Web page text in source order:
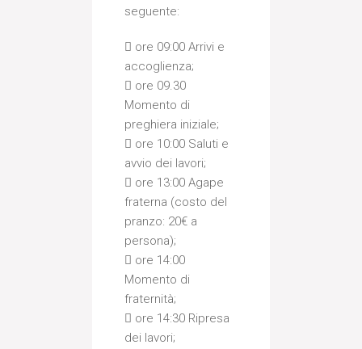
seguente:
 ore 09:00 Arrivi e
accoglienza;
 ore 09.30
Momento di
preghiera iniziale;
 ore 10:00 Saluti e
avvio dei lavori;
 ore 13:00 Agape
fraterna (costo del
pranzo: 20€ a
persona);
 ore 14:00
Momento di
fraternità;
 ore 14:30 Ripresa
dei lavori;